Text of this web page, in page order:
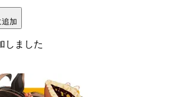
追加
しました